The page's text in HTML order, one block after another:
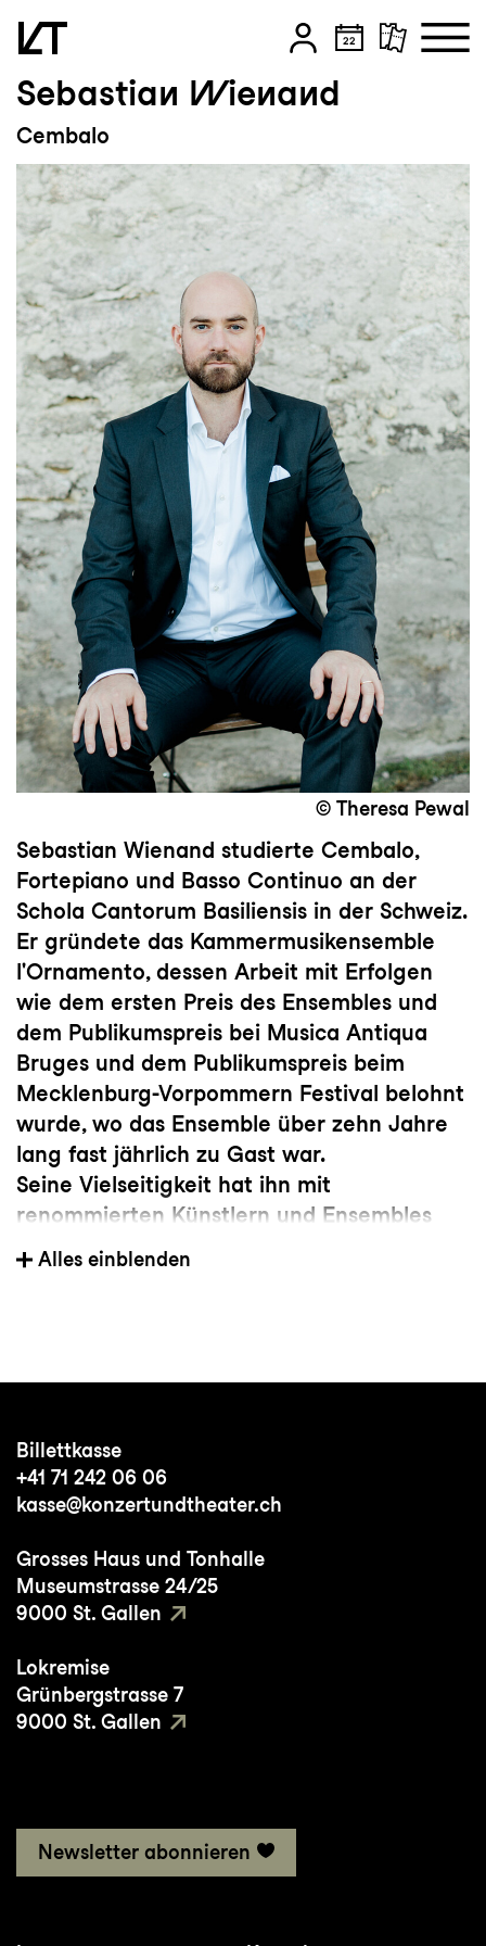
Zum Hauptinhalt springen
Zum Footer springen
Sebastian Wienand
Cembalo
© Theresa Pewal
Sebastian Wienand studierte Cembalo,
Fortepiano und Basso Continuo an der
Schola Cantorum Basiliensis in der Schweiz.
Er gründete das Kammermusikensemble
l'Ornamento, dessen Arbeit mit Erfolgen
wie dem ersten Preis des Ensembles und
dem Publikumspreis bei Musica Antiqua
Bruges und dem Publikumspreis beim
Mecklenburg-Vorpommern Festival belohnt
wurde, wo das Ensemble über zehn Jahre
lang fast jährlich zu Gast war.
Seine Vielseitigkeit hat ihn mit
renommierten Künstlern und Ensembles
der klassischen Musik zusammengeführt. Er
ist Mitglied des Freiburger
Kammerorchesters, wodurch er die
Möglichkeit hat, einige der
interessantesten Musiker außerhalb der
Alten Musik-Szene kennenzulernen.
Alles einblenden
Billettkasse
+41 71 242 06 06
kasse@konzertundtheater.ch
Grosses Haus und Tonhalle
Museumstrasse 24/25
9000 St. Gallen
Lokremise
Grünbergstrasse 7
9000 St. Gallen
Newsletter abonnieren